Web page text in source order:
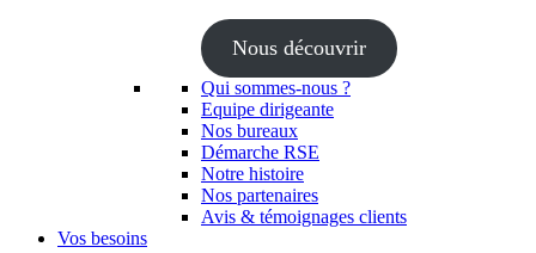
Nous découvrir
Qui sommes-nous ?
Equipe dirigeante
Nos bureaux
Démarche RSE
Notre histoire
Nos partenaires
Avis & témoignages clients
Vos besoins